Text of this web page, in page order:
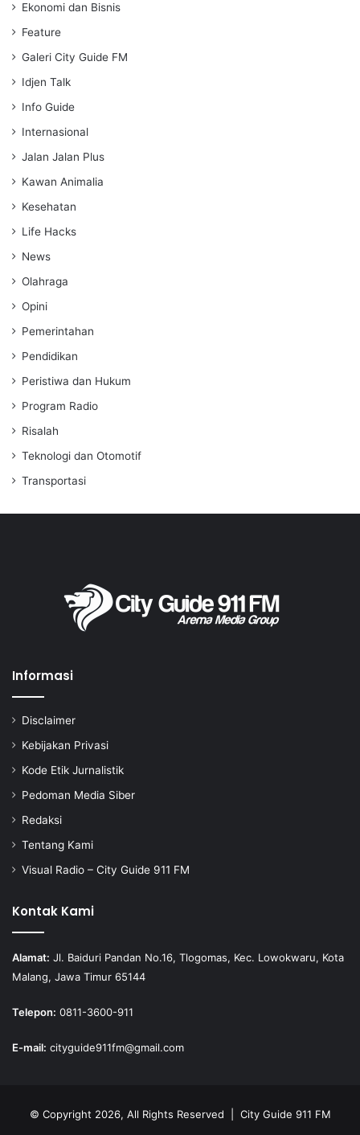
Ekonomi dan Bisnis
Feature
Galeri City Guide FM
Idjen Talk
Info Guide
Internasional
Jalan Jalan Plus
Kawan Animalia
Kesehatan
Life Hacks
News
Olahraga
Opini
Pemerintahan
Pendidikan
Peristiwa dan Hukum
Program Radio
Risalah
Teknologi dan Otomotif
Transportasi
Informasi
Disclaimer
Kebijakan Privasi
Kode Etik Jurnalistik
Pedoman Media Siber
Redaksi
Tentang Kami
Visual Radio – City Guide 911 FM
Kontak Kami
Alamat: Jl. Baiduri Pandan No.16, Tlogomas, Kec. Lowokwaru, Kota
Malang, Jawa Timur 65144
Telepon: 0811-3600-911
E-mail: cityguide911fm@gmail.com
© Copyright 2026, All Rights Reserved | City Guide 911 FM